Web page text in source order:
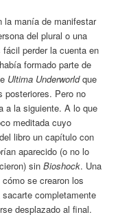
la manía de manifestar
del plural o una
perder la cuenta en
formado parte de
Ultima Underworldque
posteriores. Pero no
a la siguiente. A lo que
meditada cuyo
libro un capítulo con
aparecido (o no lo
sinBioshock. Una
se crearon los
completamente
desplazado al final.